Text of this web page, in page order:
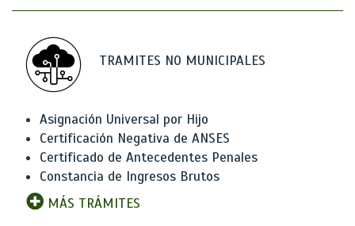
TRAMITES NO MUNICIPALES
Asignación Universal por Hijo
Certificación Negativa de ANSES
Certificado de Antecedentes Penales
Constancia de Ingresos Brutos
MÁS TRÁMITES